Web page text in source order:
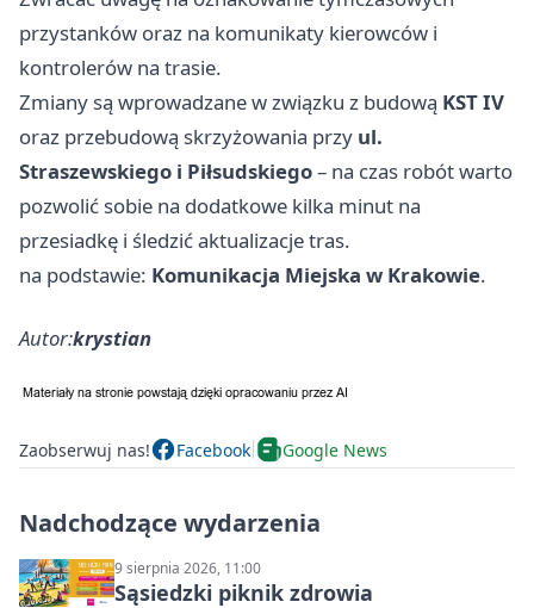
przystanków oraz na komunikaty kierowców i
kontrolerów na trasie.
Zmiany są wprowadzane w związku z budową KST IV
oraz przebudową skrzyżowania przy ul.
Straszewskiego i Piłsudskiego– na czas robót warto
pozwolić sobie na dodatkowe kilka minut na
przesiadkę i śledzić aktualizacje tras.
na podstawie: Komunikacja Miejska w Krakowie.
Autor:krystian
Zaobserwuj nas! Facebook Google News
Nadchodzące wydarzenia
9 sierpnia 2026, 11:00
Sąsiedzki piknik zdrowia